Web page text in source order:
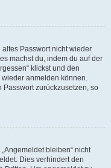
Passwort nicht wieder
machst du, indem du auf der
klickst und den
anmelden können.
zurückzusetzen, so
bleiben“ nicht
Dies verhindert den